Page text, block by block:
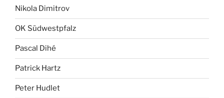
Nikola Dimitrov
OK Südwestpfalz
Pascal Dihé
Patrick Hartz
Peter Hudlet